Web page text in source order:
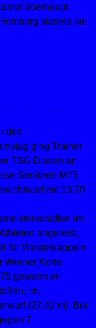
überhaupt.
startete sie
den
ging Trainer
TSG Dissen an
Senioren M75
mit 13,70
im
angereist,
für Westerkappeln
Werner Korte
gewann er
im
(27,42 m). Bei
7